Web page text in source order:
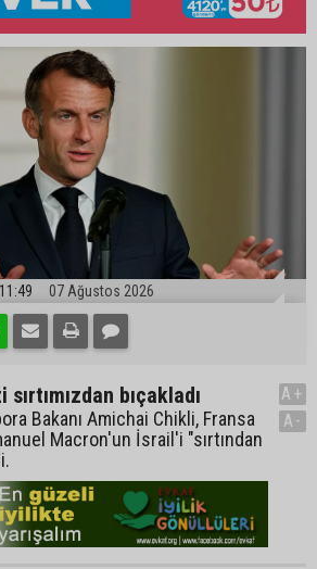
11:49 07 Ağustos 2026
bıçakladı
Bakanı Amichai Chikli, Fransa
Macron'un İsrail'i "sırtından
A+
A-